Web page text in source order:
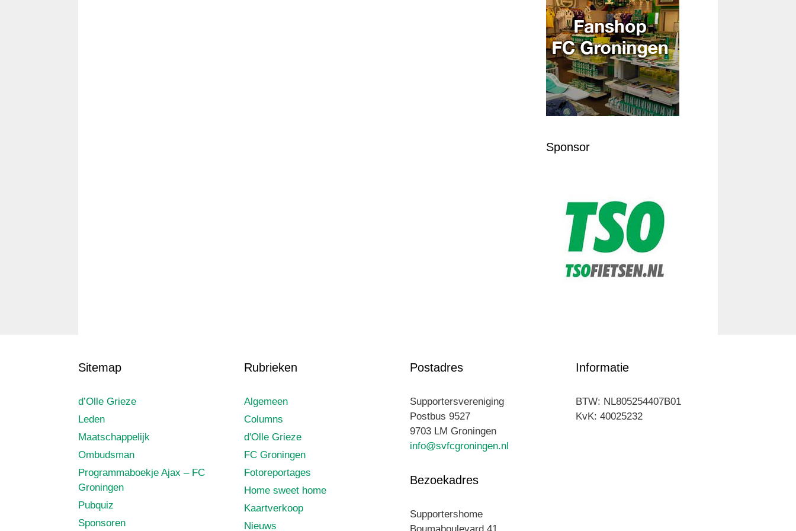
Sponsor
Sitemap
d’Olle Grieze
Leden
Maatschappelijk
Ombudsman
Programmaboekje Ajax – FC
Groningen
Pubquiz
Sponsoren
Rubrieken
Algemeen
Columns
d'Olle Grieze
FC Groningen
Fotoreportages
Home sweet home
Kaartverkoop
Nieuws
Postadres
Supportersvereniging
Postbus 9527
9703 LM Groningen
info@svfcgroningen.nl
Bezoekadres
Supportershome
Informatie
BTW: NL805254407B01
KvK: 40025232